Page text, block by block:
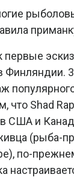
первые
Финляндии.
что Shad
США и
(рыба-
по-